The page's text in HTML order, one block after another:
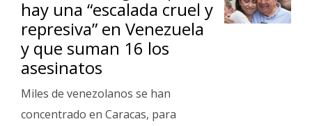
hay una “escalada cruel y
represiva” en Venezuela
y que suman 16 los
asesinatos
Miles de venezolanos se han
concentrado en Caracas, para